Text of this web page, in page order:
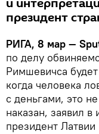
и
президент
РИГА, 8 мар —
по делу
Римшевичса
когда человека
с деньгами, это
наказан, заявил в
президент